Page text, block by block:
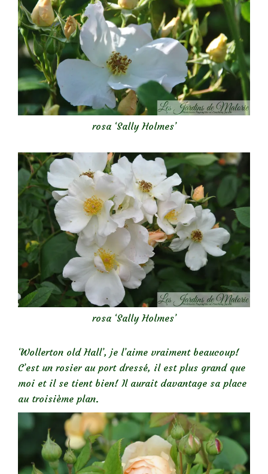
rosa ‘Sally Holmes’
rosa ‘Sally Holmes’
‘Wollerton old Hall’, je l’aime vraiment beaucoup!
C’est un rosier au port dressé, il est plus grand que
moi et il se tient bien! Il aurait davantage sa place
au troisième plan.